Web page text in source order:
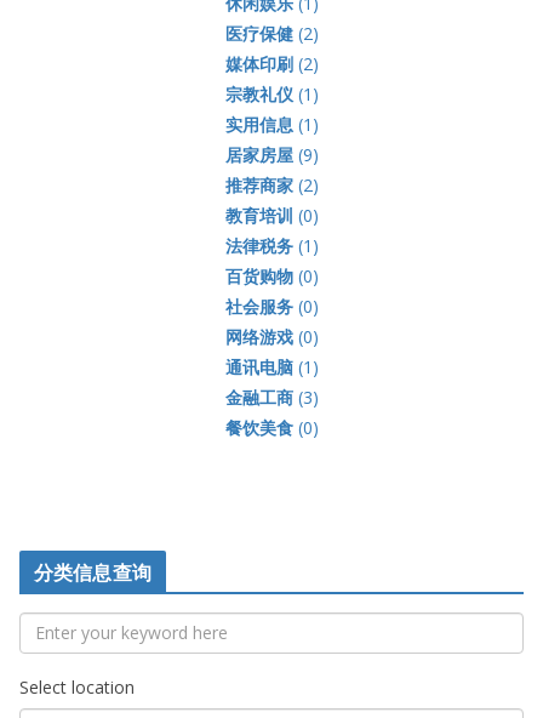
医疗保健(2)
媒体印刷(2)
宗教礼仪(1)
实用信息 (1)
居家房屋(9)
推荐商家(2)
教育培训 (0)
法律税务(1)
百货购物(0)
社会服务(0)
网络游戏(0)
通讯电脑(1)
金融工商(3)
餐饮美食(0)
分类信息查询
Select location